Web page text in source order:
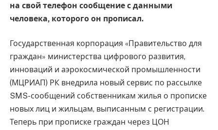
на свой телефон сообщение с данными
человека, которого он прописал.
Государственная корпорация «Правительство для
граждан» министерства цифрового развития,
инноваций и аэрокосмической промышленности
(МЦРИАП) РК внедрила новый сервис по рассылке
SMS-сообщений собственникам жилья о прописке
новых лиц и жильцам, выписанным с регистрации.
Теперь при прописке граждан через ЦОН